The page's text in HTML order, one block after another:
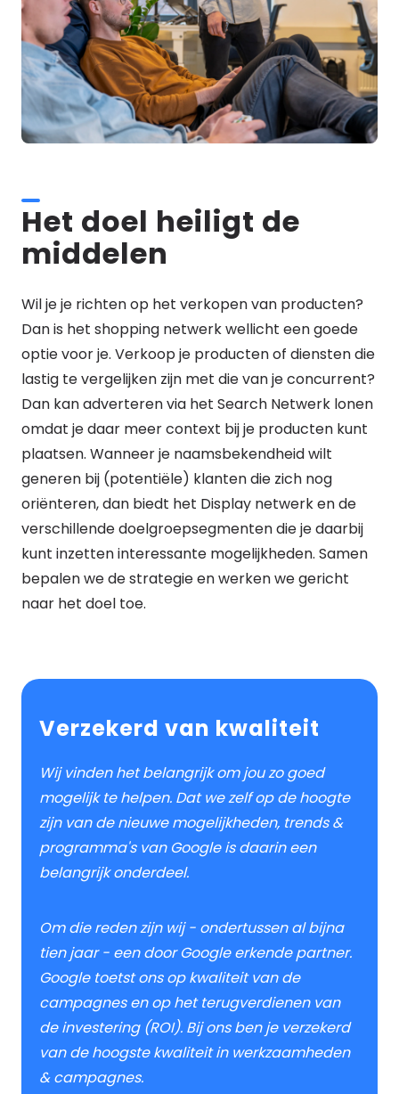
Het doel heiligt de
middelen
Wil je je richten op het verkopen van producten?
Dan is het shopping netwerk wellicht een goede
optie voor je. Verkoop je producten of diensten die
lastig te vergelijken zijn met die van je concurrent?
Dan kan adverteren via het Search Netwerk lonen
omdat je daar meer context bij je producten kunt
plaatsen. Wanneer je naamsbekendheid wilt
generen bij (potentiële) klanten die zich nog
oriënteren, dan biedt het Display netwerk en de
verschillende doelgroepsegmenten die je daarbij
kunt inzetten interessante mogelijkheden. Samen
bepalen we de strategie en werken we gericht
naar het doel toe.
Verzekerd van kwaliteit
Wij vinden het belangrijk om jou zo goed
mogelijk te helpen. Dat we zelf op de hoogte
zijn van de nieuwe mogelijkheden, trends &
programma's van Google is daarin een
belangrijk onderdeel.
Om die reden zijn wij - ondertussen al bijna
tien jaar - een door Google erkende partner.
Google toetst ons op kwaliteit van de
campagnes en op het terugverdienen van
de investering (ROI). Bij ons ben je verzekerd
van de hoogste kwaliteit in werkzaamheden
& campagnes.